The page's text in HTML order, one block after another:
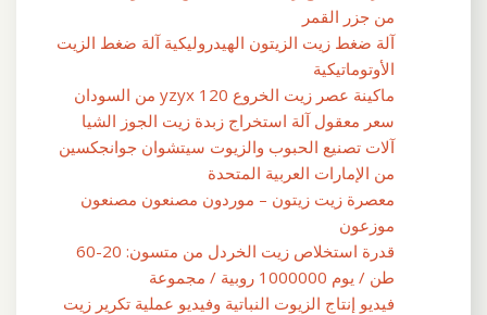
من جزر القمر
آلة ضغط زيت الزيتون الهيدروليكية آلة ضغط الزيت
الأوتوماتيكية
ماكينة عصر زيت الخروع yzyx 120 من السودان
سعر معقول آلة استخراج زبدة زيت الجوز الشيا
آلات تصنيع الحبوب والزيوت سيتشوان جوانجكسين
من الإمارات العربية المتحدة
معصرة زيت زيتون – موردون مصنعون مصنعون
موزعون
قدرة استخلاص زيت الخردل من متسون: 20-60
طن / يوم 1000000 روبية / مجموعة
فيديو إنتاج الزيوت النباتية وفيديو عملية تكرير زيت